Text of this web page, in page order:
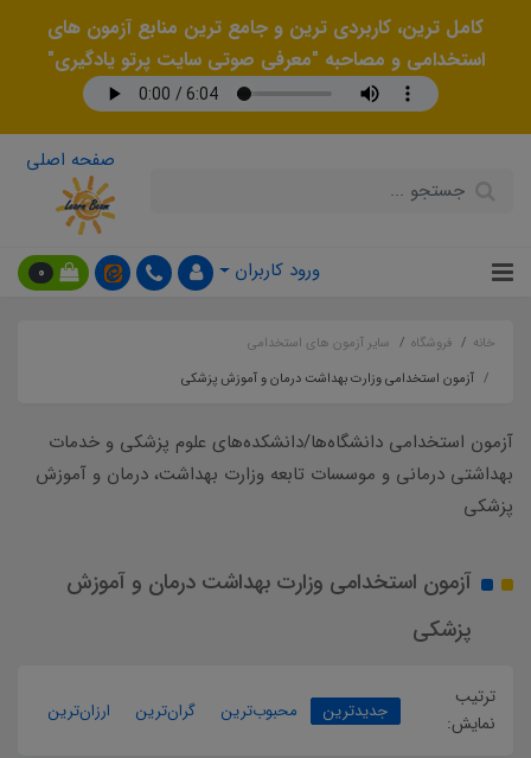
کامل ترین، کاربردی ترین و جامع ترین منابع آزمون های
استخدامی و مصاحبه "معرفی صوتی سایت پرتو یادگیری"
صفحه اصلی
ورود کاربران 0
خانه فروشگاه
سایر آزمون های استخدامی
آزمون استخدامی وزارت بهداشت درمان و آموزش پزشکی
آزمون استخدامی دانشگاه‌ها/دانشکده‌های علوم پزشکی و خدمات
بهداشتی درمانی و موسسات تابعه وزارت بهداشت، درمان و آموزش
پزشکی
آزمون استخدامی وزارت بهداشت درمان و آموزش
پزشکی
ترتیب
نمایش:
جدیدترین محبوب‌ترین گران‌ترین ارزان‌ترین